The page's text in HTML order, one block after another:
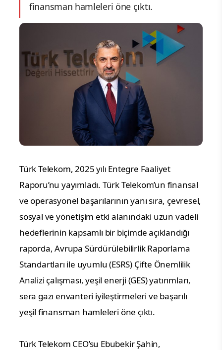
finansman hamleleri öne çıktı.
Türk Telekom, 2025 yılı Entegre Faaliyet
Raporu’nu yayımladı. Türk Telekom’un finansal
ve operasyonel başarılarının yanı sıra, çevresel,
sosyal ve yönetişim etki alanındaki uzun vadeli
hedeflerinin kapsamlı bir biçimde açıklandığı
raporda, Avrupa Sürdürülebilirlik Raporlama
Standartları ile uyumlu (ESRS) Çifte Önemlilik
Analizi çalışması, yeşil enerji (GES) yatırımları,
sera gazı envanteri iyileştirmeleri ve başarılı
yeşil finansman hamleleri öne çıktı.
Türk Telekom CEO’su Ebubekir Şahin,